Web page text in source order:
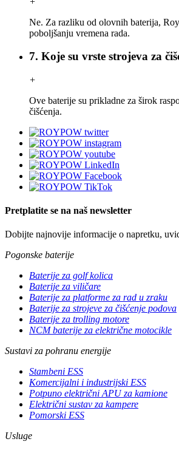
Ne. Za razliku od olovnih baterija,
poboljšanju vremena rada.
7. Koje su vrste strojeva za
+
Ove baterije su prikladne za širok
čišćenja.
Pretplatite se na naš newsletter
Dobijte najnovije informacije o napretku,
Pogonske baterije
Baterije za golf kolica
Baterije za viličare
Baterije za platforme za rad u zraku
Baterije za strojeve za čišćenje podova
Baterije za trolling motore
NCM baterije za električne motocikle
Sustavi za pohranu energije
Stambeni ESS
Komercijalni i industrijski ESS
Potpuno električni APU za kamione
Električni sustav za kampere
Pomorski ESS
Usluge